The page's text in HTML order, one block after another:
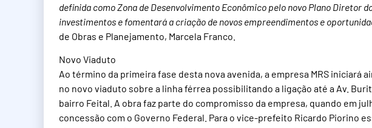
definida como Zona de Desenvolvimento Econômico pelo novo Plano Diretor
investimentos e fomentará a criação de novos empreendimentos e
de Obras e Planejamento, Marcela Franco.
Novo Viaduto
Ao término da primeira fase desta nova avenida, a empresa MRS iniciará
no novo viaduto sobre a linha férrea possibilitando a ligação até a Av.
bairro Feital. A obra faz parte do compromisso da empresa, quando em
concessão com o Governo Federal. Para o vice-prefeito Ricardo Piorino